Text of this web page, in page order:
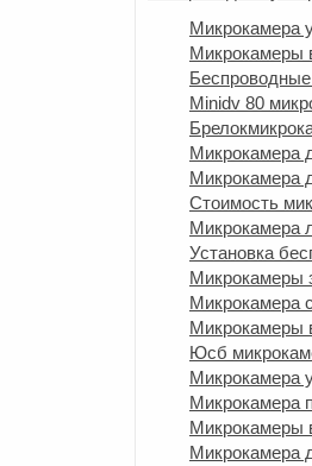
Микрокамера
Микрокамеры
Minidv 80
Микрокамера
Микрокамера
Стоимость
Микрокамера
Установка
Микрокамеры
Микрокамера
Микрокамеры
Юсб
Микрокамера
Микрокамера
Микрокамеры
Микрокамера